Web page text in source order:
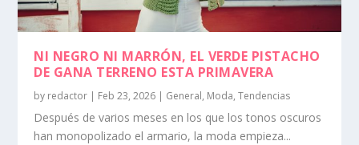
NI NEGRO NI MARRÓN, EL VERDE PISTACHO
DE GANA TERRENO ESTA PRIMAVERA
by redactor | Feb 23, 2026 | General, Moda,Tendencias
Después de varios meses en los que los tonos oscuros
han monopolizado el armario, la moda empieza...